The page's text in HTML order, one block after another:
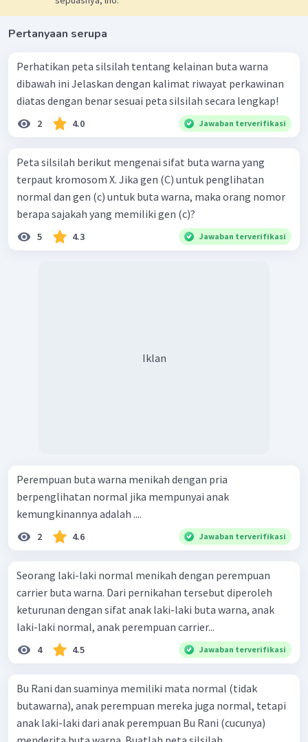
Pertanyaan serupa
Perhatikan peta silsilah tentang kelainan buta warna
dibawah ini Jelaskan dengan kalimat riwayat perkawinan
diatas dengan benar sesuai peta silsilah secara lengkap!
2 4.0 Jawaban terverifikasi
Peta silsilah berikut mengenai sifat buta warna yang
terpaut kromosom X. Jika gen (C) untuk penglihatan
normal dan gen (c) untuk buta warna, maka orang nomor
berapa sajakah yang memiliki gen (c)?
5 4.3 Jawaban terverifikasi
Iklan
Perempuan buta warna menikah dengan pria
berpenglihatan normal jika mempunyai anak
kemungkinannya adalah ....
2 4.6 Jawaban terverifikasi
Seorang laki-laki normal menikah dengan perempuan
carrier buta warna. Dari pernikahan tersebut diperoleh
keturunan dengan sifat anak laki-laki buta warna, anak
laki-laki normal, anak perempuan carrier...
4 4.5 Jawaban terverifikasi
Bu Rani dan suaminya memiliki mata normal (tidak
butawarna), anak perempuan mereka juga normal, tetapi
anak laki-laki dari anak perempuan Bu Rani (cucunya)